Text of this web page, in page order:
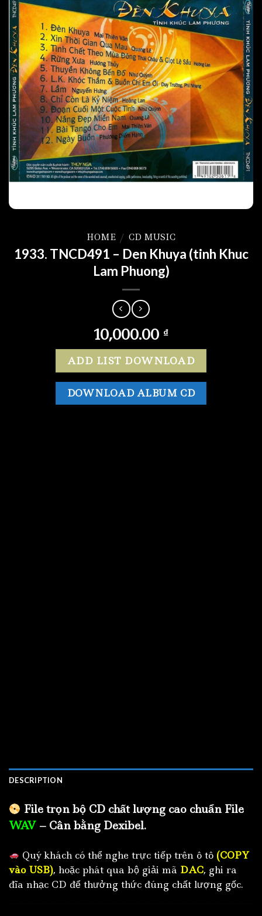
HOME / CD MUSIC
1933. TNCD491 – Den Khuya (tinh Khuc
Lam Phuong)
10,000.00 ₫
ADD LIST DOWNLOAD
DOWNLOAD ALBUM CD
DESCRIPTION
File trọn bộ CD chất lượng cao chuẩn File
WAV – Cân bằng Dexibel.
Quý khách có thể nghe trực tiếp trên ô tô (COPY
vào USB), hoặc phát qua bộ giải mã DAC, ghi ra
đĩa nhạc CD để thưởng thức đúng chất lượng gốc.